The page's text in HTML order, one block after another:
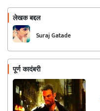
लेखक बद्दल
Suraj Gatade
पूर्ण कादंबरी